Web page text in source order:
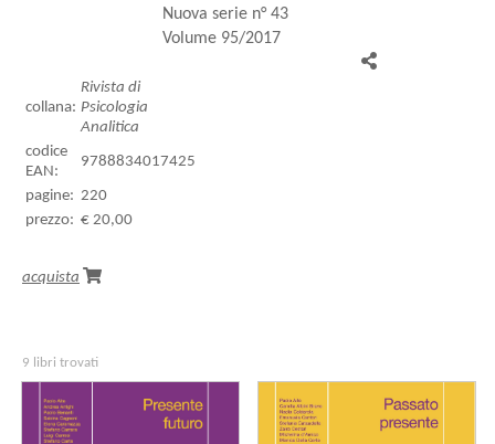
Nuova serie n° 43
Volume 95/2017
collana:
Rivista di
Psicologia
Analitica
codice
EAN:
9788834017425
pagine: 220
prezzo: € 20,00
acquista
9 libri trovati